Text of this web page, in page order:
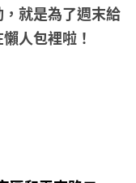
就是為了週末給
人包裡啦！